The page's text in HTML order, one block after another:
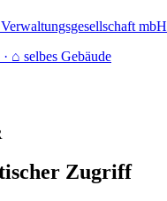
mbH
⌂ selbes Gebäude
Zugriff